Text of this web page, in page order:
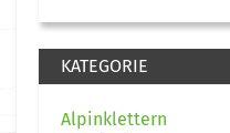
KATEGORIE
Alpinklettern